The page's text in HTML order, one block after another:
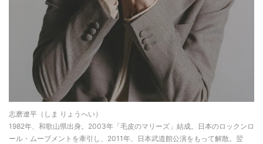
志磨遼平（しま りょうへい）
1982年、和歌山県出身。2003年「毛皮のマリーズ」結成。日本のロックンロ
ール・ムーブメントを牽引し、2011年、日本武道館公演をもって解散。翌